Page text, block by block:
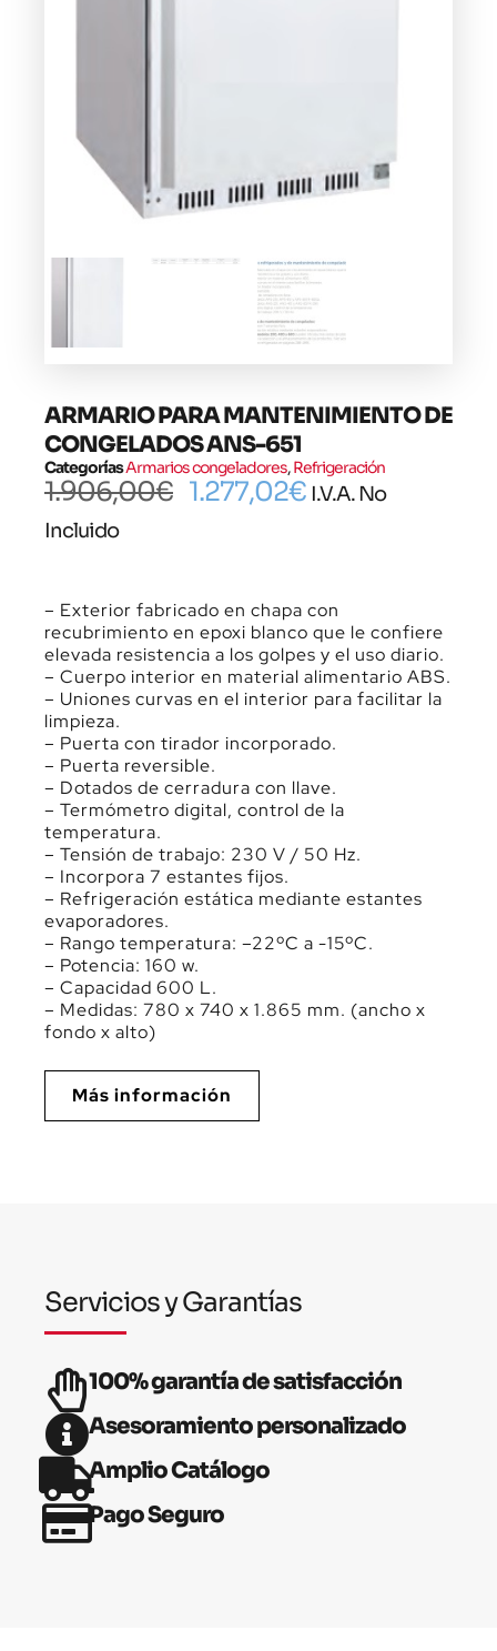
ARMARIO PARA MANTENIMIENTO DE
CONGELADOS ANS-651
CategoríasArmarios congeladores,Refrigeración
1.906,00€ 1.277,02€ I.V.A. No
Incluido
– Exterior fabricado en chapa con
recubrimiento en epoxi blanco que le confiere
elevada resistencia a los golpes y el uso diario.
– Cuerpo interior en material alimentario ABS.
– Uniones curvas en el interior para facilitar la
limpieza.
– Puerta con tirador incorporado.
– Puerta reversible.
– Dotados de cerradura con llave.
– Termómetro digital, control de la
temperatura.
– Tensión de trabajo: 230 V / 50 Hz.
– Incorpora 7 estantes fijos.
– Refrigeración estática mediante estantes
evaporadores.
– Rango temperatura: –22ºC a -15ºC.
– Potencia: 160 w.
– Capacidad 600 L.
– Medidas: 780 x 740 x 1.865 mm. (ancho x
fondo x alto)
Más información
Servicios y Garantías
100% garantía de satisfacción
Asesoramiento personalizado
Amplio Catálogo
Pago Seguro